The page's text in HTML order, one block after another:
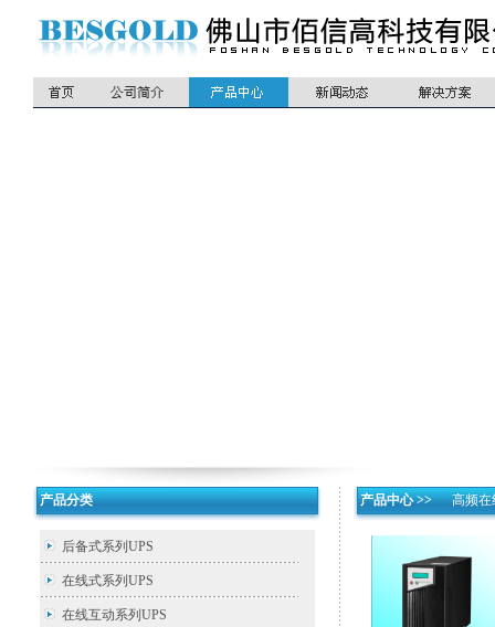
产品分类
后备式系列UPS
在线式系列UPS
在线互动系列UPS
产品中心 >> 高频在